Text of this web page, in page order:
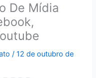
De Mídia
/12 de outubro de